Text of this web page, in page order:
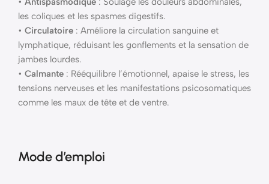
les coliques et les spasmes digestifs.
• Circulatoire : Améliore la circulation sanguine et
lymphatique, réduisant les gonflements et la sensation de
jambes lourdes.
• Calmante : Rééquilibre l’émotionnel, apaise le stress, les
tensions nerveuses et les manifestations psicosomatiques
comme les maux de tête et de ventre.
Mode d’emploi